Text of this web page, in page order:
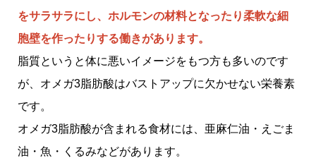
をサラサラにし、ホルモンの材料となったり柔軟な細
胞壁を作ったりする働きがあります。
脂質というと体に悪いイメージをもつ方も多いのです
が、オメガ3脂肪酸はバストアップに欠かせない栄養素
です。
オメガ3脂肪酸が含まれる食材には、亜麻仁油・えごま
油・魚・くるみなどがあります。